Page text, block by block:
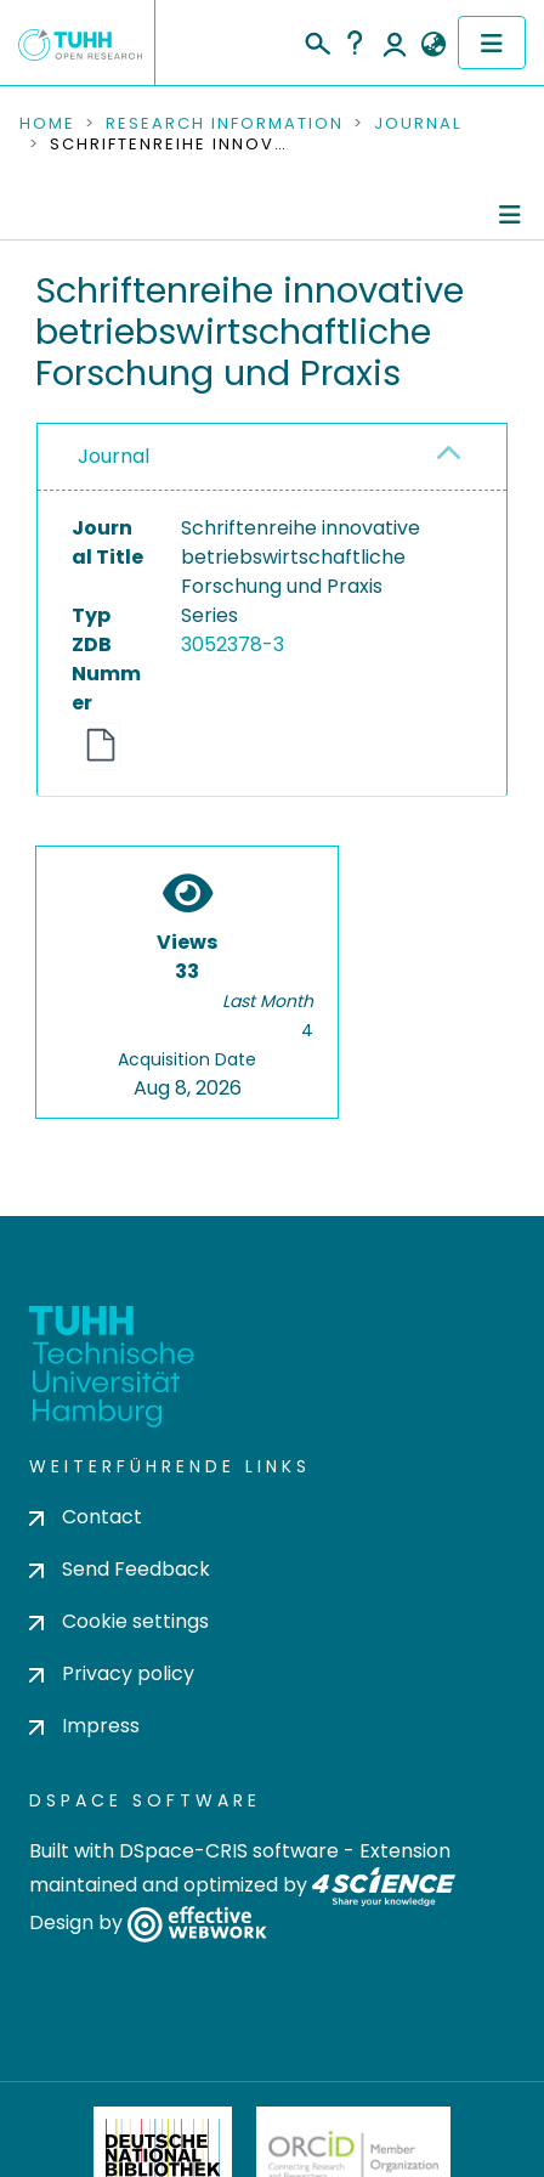
COMMUNITIES & COLLECTIONS
RESEARCH DATA
PEOPLE
HOME RESEARCH INFORMATION
JOURNAL
SCHRIFTENREIHE INNOVATIVE BETRIEBSWIRTSCHAFTLICHE FORSCHUNG UND PRAXIS
Publications
Schriftenreihe innovative
betriebswirtschaftliche
Forschung und Praxis
Journal
Journ
al Title
Schriftenreihe innovative
betriebswirtschaftliche
Forschung und Praxis
Typ
Series
ZDB
Numm
er
3052378-3
Views
33
Last Month
4
Acquisition Date
Aug 8, 2026
WEITERFÜHRENDE LINKS
Contact
Send Feedback
Cookie settings
Privacy policy
Impress
DSPACE SOFTWARE
Built with DSpace-CRIS software - Extension
maintained and optimized by
Design by